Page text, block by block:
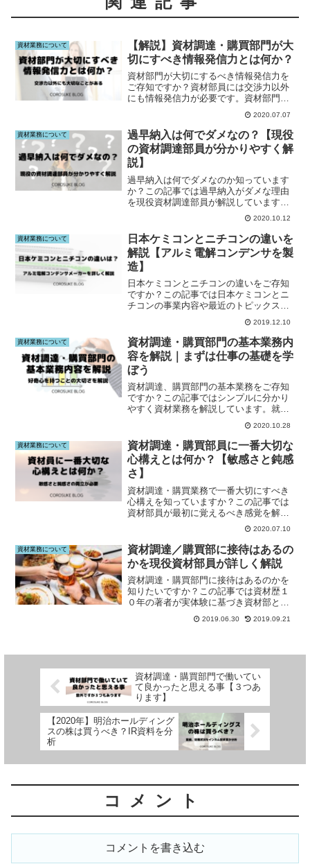
資材業務について
【解説】資材調達・購買部門が大
切にすべき情報発信力とは何か？
資材部門が大切にするべき情報発信力を
ご存知ですか？資材部員には交渉力以外
にも情報発信力が必要です。資材部門の
2020.07.07
資材業務について
過早納入は何でダメなの？【現役
の資材調達部員が分かりやすく解
説】
過早納入は何でダメなのか知っています
か？この記事では過早納入がダメな理由
を現役資材調達部員が解説しています。
過早納入について知りたい方はこの記事
2020.10.12
資材業務について
日本ケミコンとニチコンの違いを
解説【アルミ電解コンデンサを製
造】
日本ケミコンとニチコンの違いをご存知
ですか？この記事では日本ケミコンとニ
チコンの事業内容や最近のトピックスを
解説しております。コンデンサの購買担
当者はこの記事をご覧下さい。
2019.12.10
資材業務について
資材調達・購買部門の基本業務内
容を解説｜まずは仕事の基礎を学
ぼう
資材調達、購買部門の基本業務をご存知
ですか？この記事ではシンプルに分かり
やすく資材業務を解説しています。就活
生や資材の仕事に疲弊している人はこの
2020.10.28
資材業務について
資材調達・購買部員に一番大切な
心構えとは何か？【敏感さと鈍感
さ】
資材調達・購買業務で一番大切にすべき
心構えを知っていますか？この記事では
資材部員が最初に覚えるべき感覚を解説
しています。資材の仕事が上手くいかな
い人はこの記事をご覧下さい。
2020.07.10
資材業務について
資材調達／購買部に接待はあるの
かを現役資材部員が詳しく解説
資材調達・購買部門に接待はあるのかを
知りたいですか？この記事では資材歴１
０年の著者が実体験に基づき資材部と接
待について詳しく解説していきます。接
待はありますが、皆さんのイメージする
い。
2019.06.30 2019.09.21
資材調達・購買部門で働いてい
て良かったと思える事【３つあ
ります】
【2020年】明治ホールディング
スの株は買うべき？IR資料を分
析
コメント
コメントを書き込む